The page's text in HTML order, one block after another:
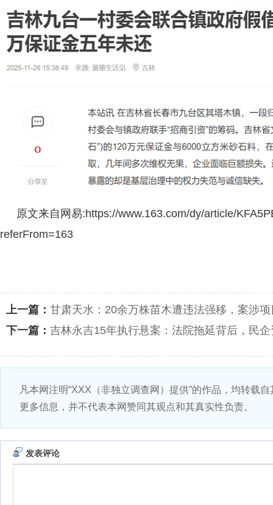
原文来自网易:https://www.163.com/dy/article/
referFrom=163
上一篇： 甘肃天水：20余万株苗木遭违法强移，案涉
下一篇： 吉林永吉15年执行悬案：法院拖延背后，民
凡本网注明“XXX（非独立调查网）提供”的作品，均转载
更多信息，并不代表本网赞同其观点和其真实性负责。